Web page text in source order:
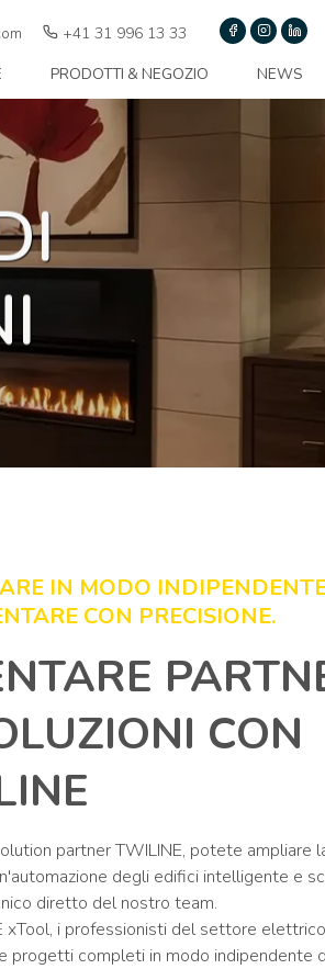
+41 31 996 13 33
PRODOTTI & NEGOZIO NEWS
IN MODO
CON PRECISIONE.
CON
partner TWILINE, potete ampliare
degli edifici intelligente e
diretto del nostro team.
xTool, i professionisti del settore
progetti completi in modo indipendente